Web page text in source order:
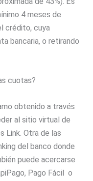
4 meses de
crédito, cuya
bancaria, o retirando
cuotas?
obtenido a través
al sitio virtual de
Link. Otra de las
del banco donde
puede acercarse
Pago Fácil o